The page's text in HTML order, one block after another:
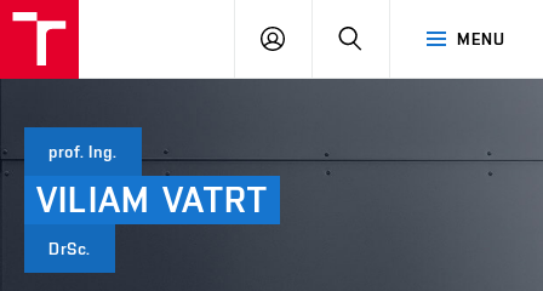
MENU
PŘIHLÁSIT
prof. Ing.
VILIAM VATRT
DrSc.